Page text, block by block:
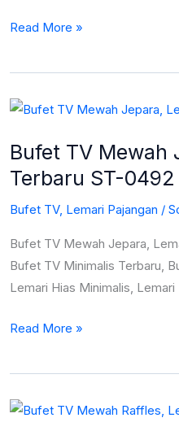
Mewah,
Jepara
ST-
Read More »
Bufet TV Mewah
Terbaru ST-0492
Bufet TV, Lemari Pajangan /
Bufet TV Mewah Jepara,
Bufet TV Minimalis Terbaru,
Lemari Hias Minimalis,
Bufet
Mewah
Jepara,
Hias
Jati
Mewah,
Bufet
Jati
Terbaru
0492
Read More »
Bufet